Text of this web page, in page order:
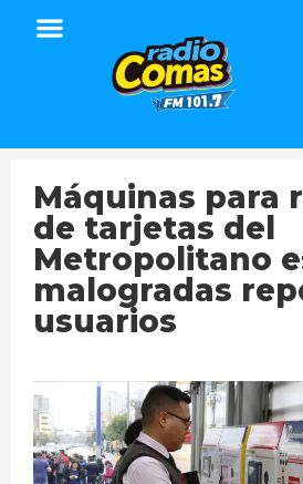
Máquinas para
de tarjetas del
Metropolitano
malogradas
usuarios